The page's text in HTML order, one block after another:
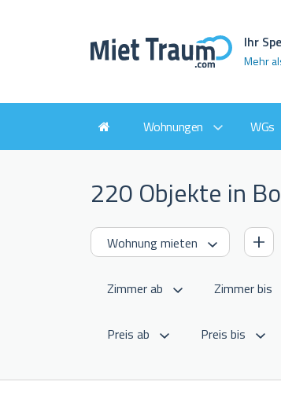
Ihr
Mehr
Wohnungen WGs
220 Objekte in